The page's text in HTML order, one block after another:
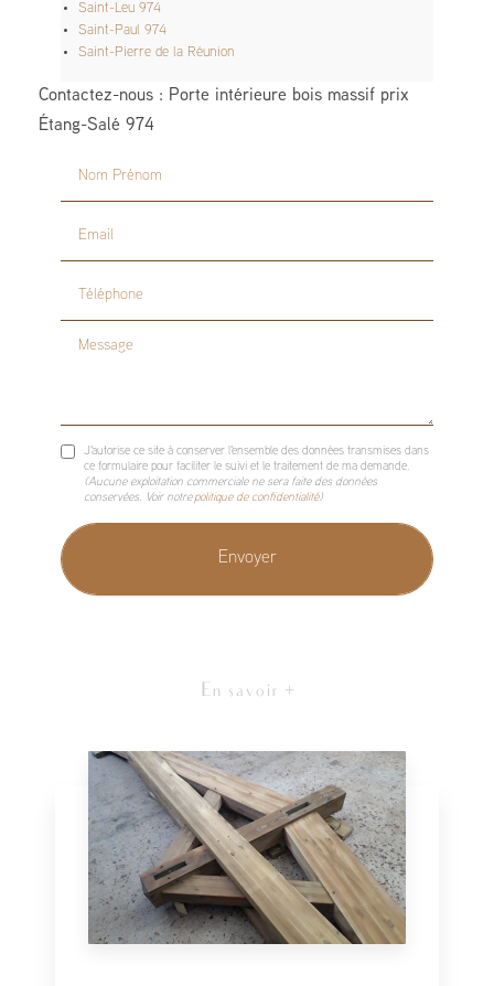
Saint-Leu 974
Saint-Paul 974
Saint-Pierre de la Réunion
Contactez-nous : Porte intérieure bois massif prix
Étang-Salé 974
Nom Prénom
Email
Téléphone
Message
J'autorise ce site à conserver l'ensemble des données transmises dans
ce formulaire pour faciliter le suivi et le traitement de ma demande.
(Aucune exploitation commerciale ne sera faite des données
conservées. Voir notre politique de confidentialité)
En savoir +